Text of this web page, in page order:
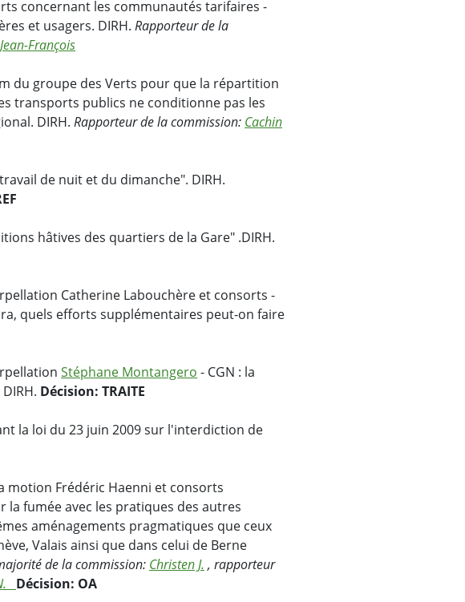
concernant les communautés tarifaires -
et usagers. DIRH. Rapporteur de la
François
du groupe des Verts pour que la répartition
transports publics ne conditionne pas les
DIRH. Rapporteur de la commission: Cachin
de nuit et du dimanche". DIRH.
hâtives des quartiers de la Gare" .DIRH.
Catherine Labouchère et consorts -
quels efforts supplémentaires peut-on faire
Stéphane Montangero - CGN : la
Décision: TRAITE
la loi du 23 juin 2009 sur l'interdiction de
motion Frédéric Haenni et consorts
fumée avec les pratiques des autres
aménagements pragmatiques que ceux
Valais ainsi que dans celui de Berne
de la commission: Christen J. , rapporteur
Décision: OA